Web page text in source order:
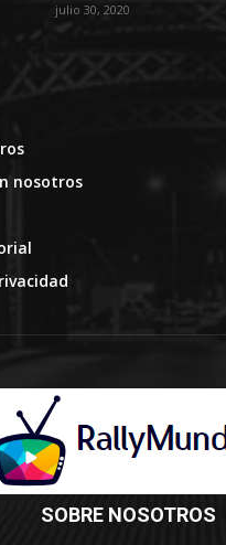
julio 30, 2020
nosotros
SOBRE NOSOTROS